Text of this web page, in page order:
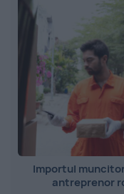
Importul
antreprenor